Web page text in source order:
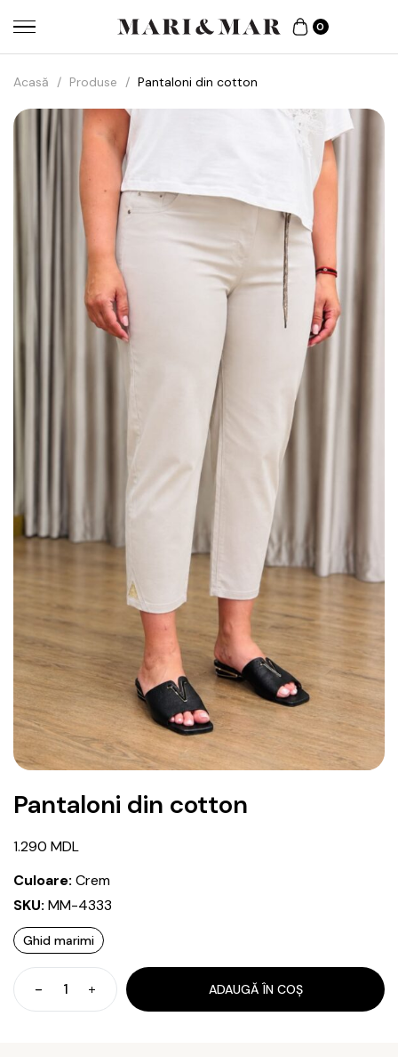
0
Acasă / Produse / Pantaloni din cotton
Pantaloni din cotton
1.290 MDL
Culoare: Crem
SKU: MM-4333
Ghid marimi
Cantitate
Pantaloni
ADAUGĂ ÎN COȘ